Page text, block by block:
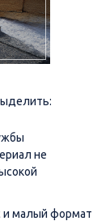
не
и малый формат